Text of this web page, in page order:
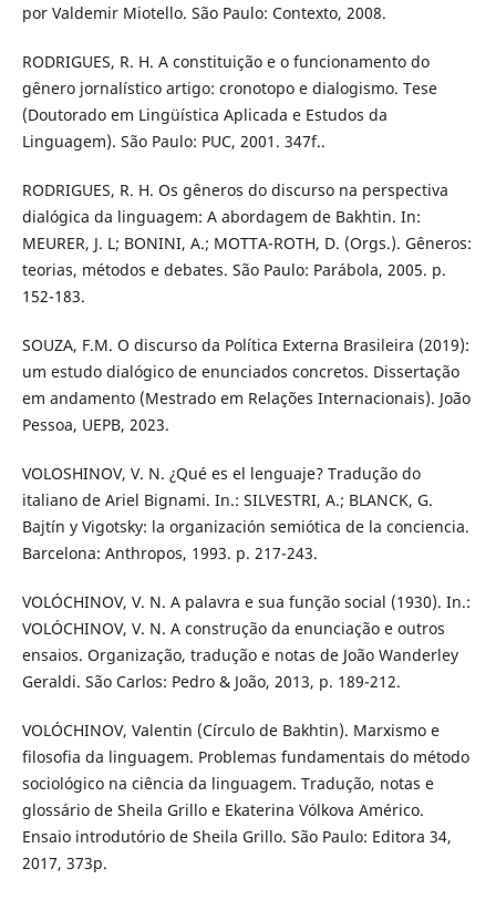
por Valdemir Miotello. São Paulo: Contexto, 2008.
RODRIGUES, R. H. A constituição e o funcionamento do
gênero jornalístico artigo: cronotopo e dialogismo. Tese
(Doutorado em Lingüística Aplicada e Estudos da
Linguagem). São Paulo: PUC, 2001. 347f..
RODRIGUES, R. H. Os gêneros do discurso na perspectiva
dialógica da linguagem: A abordagem de Bakhtin. In:
MEURER, J. L; BONINI, A.; MOTTA-ROTH, D. (Orgs.). Gêneros:
teorias, métodos e debates. São Paulo: Parábola, 2005. p.
152-183.
SOUZA, F.M. O discurso da Política Externa Brasileira (2019):
um estudo dialógico de enunciados concretos. Dissertação
em andamento (Mestrado em Relações Internacionais). João
Pessoa, UEPB, 2023.
VOLOSHINOV, V. N. ¿Qué es el lenguaje? Tradução do
italiano de Ariel Bignami. In.: SILVESTRI, A.; BLANCK, G.
Bajtín y Vigotsky: la organización semiótica de la conciencia.
Barcelona: Anthropos, 1993. p. 217-243.
VOLÓCHINOV, V. N. A palavra e sua função social (1930). In.:
VOLÓCHINOV, V. N. A construção da enunciação e outros
ensaios. Organização, tradução e notas de João Wanderley
Geraldi. São Carlos: Pedro & João, 2013, p. 189-212.
VOLÓCHINOV, Valentin (Círculo de Bakhtin). Marxismo e
filosofia da linguagem. Problemas fundamentais do método
sociológico na ciência da linguagem. Tradução, notas e
glossário de Sheila Grillo e Ekaterina Vólkova Américo.
Ensaio introdutório de Sheila Grillo. São Paulo: Editora 34,
2017, 373p.